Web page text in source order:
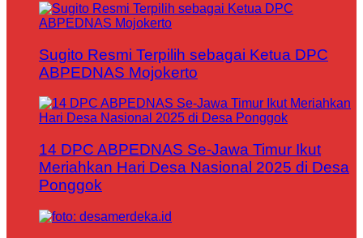
Sugito Resmi Terpilih sebagai Ketua DPC
ABPEDNAS Mojokerto
14 DPC ABPEDNAS Se-Jawa Timur Ikut
Meriahkan Hari Desa Nasional 2025 di Desa
Ponggok